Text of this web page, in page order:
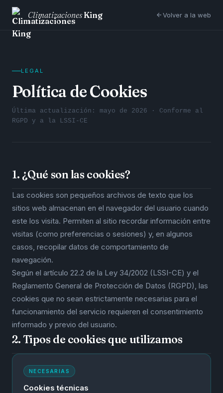
ClimatizacionesKing Volver a la web
LEGAL
Política de Cookies
Última actualización: mayo de 2026 · Conforme al
RGPD y a la LSSI-CE
1. ¿Qué son las cookies?
Las cookies son pequeños archivos de texto que los
sitios web almacenan en el navegador del usuario cuando
este los visita. Permiten al sitio recordar información entre
visitas (como preferencias o sesiones) y, en algunos
casos, recopilar datos de comportamiento de
navegación.
Según el artículo 22.2 de la Ley 34/2002 (LSSI-CE) y el
Reglamento General de Protección de Datos (RGPD), las
cookies que no sean estrictamente necesarias para el
funcionamiento del servicio requieren el consentimiento
informado y previo del usuario.
2. Tipos de cookies que utilizamos
NECESARIAS
Cookies técnicas